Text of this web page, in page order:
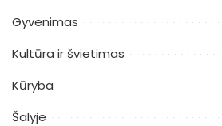
Gyvenimas
Kultūra ir švietimas
Kūryba
Šalyje